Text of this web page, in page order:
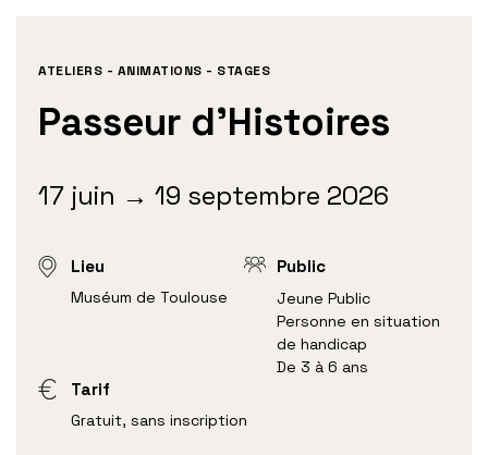
Passeur d’Histoires
ATELIERS - ANIMATIONS - STAGES
17 juin → 19 septembre 2026
Lieu
Muséum de Toulouse
Public
Jeune Public
Personne en situation
de handicap
De 3 à 6 ans
Tarif
Gratuit, sans inscription